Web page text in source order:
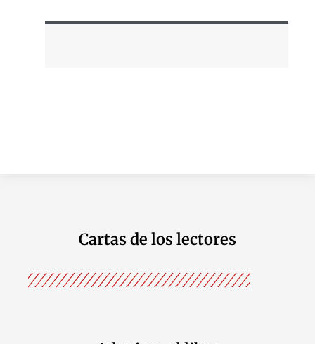
Cartas de los lectores